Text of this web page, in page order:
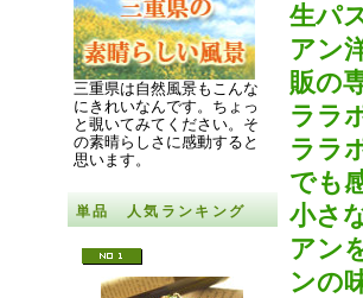
三重県は自然風景もこんな
にきれいなんです。 ちょっ
と覗いてみてください。 そ
の素晴らしさに感動すると
思います。
単品 人気ランキング
生パ
アン
販の
ララ
ララ
でも
小さ
アン
ンの